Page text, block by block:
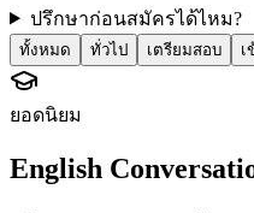
ปรึกษาก่อนสมัครได้ไหม?
ทั้งหมด ทั่วไป เตรียมสอบ เ
ยอดนิยม
English